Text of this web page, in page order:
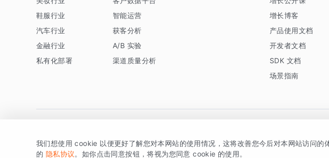
鞋服行业
汽车行业
金融行业
私有化部署
智能运营
获客分析
A/B 实验
渠道质量分析
增长博客
产品使用文档
开发者文档
SDK 文档
场景指南
版权所有 © 北京易数科技有限公司SDK相关说明 京ICP备15038330号
我们想使用 cookie 以便更好了解您对本网站的使用情况，这将改善您今后对本网站访问
的 隐私协议。如你点击同意按钮，将视为您同意 cookie 的使用。